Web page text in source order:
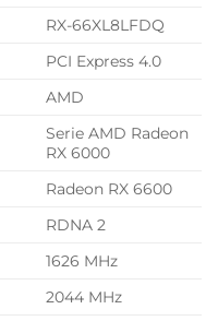
RX-66XL8LFDQ
PCI Express 4.0
AMD
Serie AMD Radeon
RX 6000
Radeon RX 6600
RDNA 2
1626 MHz
2044 MHz